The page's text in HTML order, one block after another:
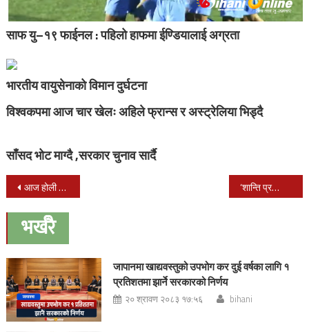
साफ यु–१९ फाईनल : पहिलो हाफमा ईण्डियालाई अग्रता
भारतीय वायुसेनाको विमान दुर्घटना
विश्वकपमा आज चार खेलः अहिले फ्रान्स र अस्ट्रेलिया भिड्दै
साँसद भोट माग्दै ,सरकार चुनाव सार्दै
Post
navigation
आज होली पर्व मनाईदै ,तराईमा भोलि मनाईने ‘शान्ति प्रक्रियाका नायक’ गिरिजाप्रसाद कोइरालाको स्मरण गरिदै
भर्खरै
जापानमा खाद्यवस्तुको उपभोग कर दुई वर्षका लागि १
प्रतिशतमा झार्ने सरकारको निर्णय
२० श्रावण २०८३ १७:५६ bihani